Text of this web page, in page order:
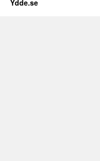
Ydde.se